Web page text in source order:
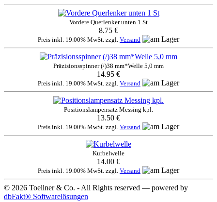
Vordere Querlenker unten 1 St
8.75 €
Preis inkl. 19.00% MwSt. zzgl. Versand
Präzisionsspinner (/)38 mm*Welle 5,0 mm
14.95 €
Preis inkl. 19.00% MwSt. zzgl. Versand
Positionslampensatz Messing kpl.
13.50 €
Preis inkl. 19.00% MwSt. zzgl. Versand
Kurbelwelle
14.00 €
Preis inkl. 19.00% MwSt. zzgl. Versand
© 2026 Toellner & Co. - All Rights reserved — powered by
dbFakt® Softwarelösungen